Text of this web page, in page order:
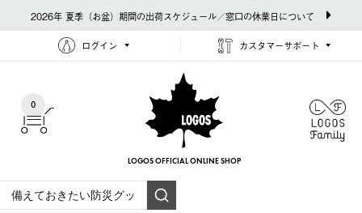
2026年 夏季（お盆）期間の出荷スケジュール／窓口の休業日について
ログイン カスタマーサポート
0
LOGOS OFFICIAL ONLINE SHOP